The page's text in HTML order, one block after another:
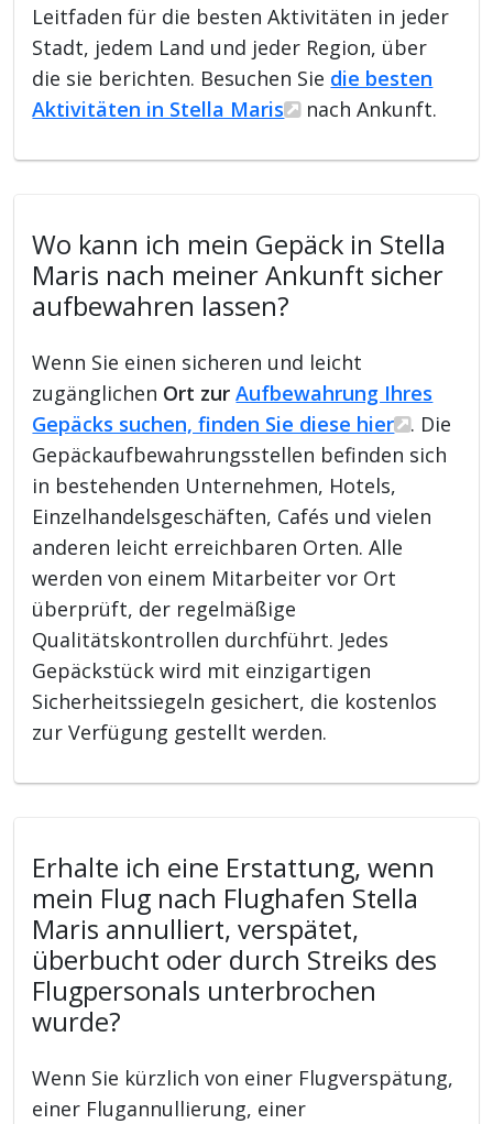
Leitfaden für die besten Aktivitäten in jeder
Stadt, jedem Land und jeder Region, über
die sie berichten. Besuchen Sie die besten
Aktivitäten in Stella Maris
nach Ankunft.
Wo kann ich mein Gepäck in Stella
Maris nach meiner Ankunft sicher
aufbewahren lassen?
Wenn Sie einen sicheren und leicht
zugänglichen Ort zurAufbewahrung Ihres
Gepäcks suchen, finden Sie diese hier
. Die
Gepäckaufbewahrungsstellen befinden sich
in bestehenden Unternehmen, Hotels,
Einzelhandelsgeschäften, Cafés und vielen
anderen leicht erreichbaren Orten. Alle
werden von einem Mitarbeiter vor Ort
überprüft, der regelmäßige
Qualitätskontrollen durchführt. Jedes
Gepäckstück wird mit einzigartigen
Sicherheitssiegeln gesichert, die kostenlos
zur Verfügung gestellt werden.
Erhalte ich eine Erstattung, wenn
mein Flug nach Flughafen Stella
Maris annulliert, verspätet,
überbucht oder durch Streiks des
Flugpersonals unterbrochen
wurde?
Wenn Sie kürzlich von einer Flugverspätung,
einer Flugannullierung, einer